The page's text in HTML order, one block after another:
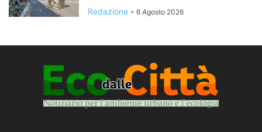
Redazione - 6 Agosto 2026